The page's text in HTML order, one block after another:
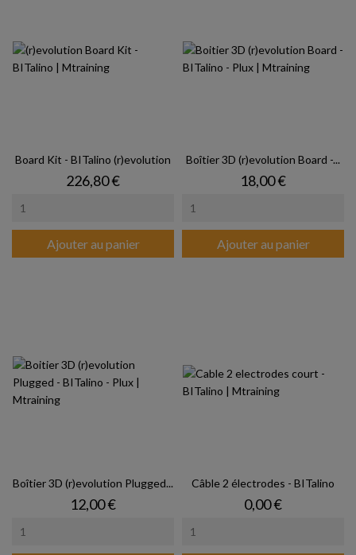
Board Kit - BITalino (r)evolution
Prix
226,80 €
Ajouter au panier
Boîtier 3D (r)evolution Board -...
Prix
18,00 €
Ajouter au panier
Boîtier 3D (r)evolution Plugged...
Prix
12,00 €
Câble 2 électrodes - BITalino
Prix
0,00 €